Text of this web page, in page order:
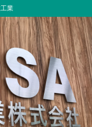
業